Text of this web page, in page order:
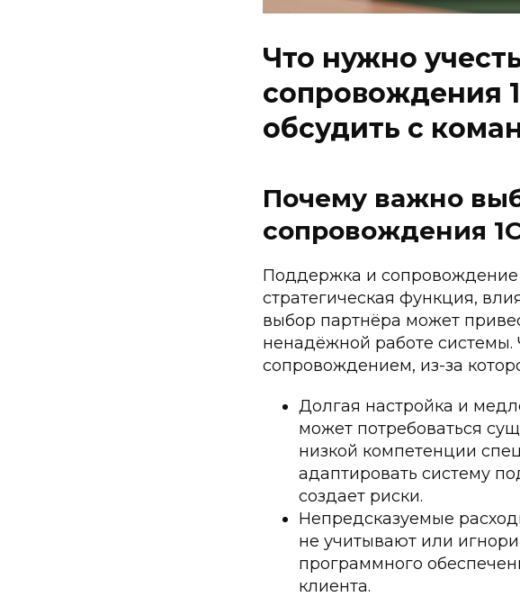
Что нужно
сопровождения
обсудить с
Почему важно
сопровождения
Поддержка и сопровождение
стратегическая функция,
выбор партнёра может
ненадёжной работе системы.
сопровождением, из-за
Долгая настройка и
может потребоваться
низкой компетенции
адаптировать систему
создает риски.
Непредсказуемые
не учитывают или
программного
клиента.